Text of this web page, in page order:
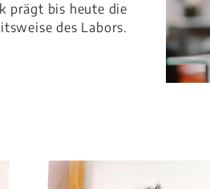
prägt bis heute die
des Labors.